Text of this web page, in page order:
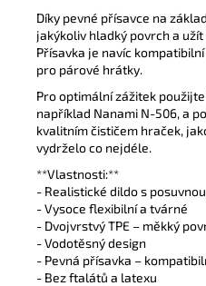
Díky pevné přísavce na
jakýkoliv hladký povrch a
Přísavka je navíc
pro párové hrátky.
Pro optimální zážitek
například Nanami N-506, a
kvalitním čističem hraček,
vydrželo co nejdéle.
**Vlastnosti:**
- Realistické dildo s
- Vysoce flexibilní a tvárné
- Dvojvrstvý TPE – měkký
- Vodotěsný design
- Pevná přísavka –
- Bez ftalátů a latexu